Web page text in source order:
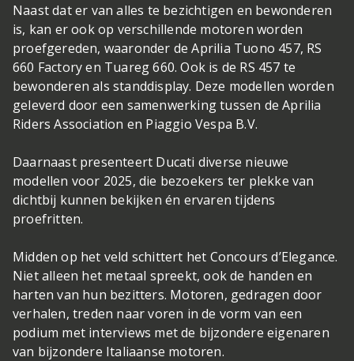
Naast dat er van alles te bezichtigen en bewonderen
is, kan er ook op verschillende motoren worden
proefgereden, waaronder de Aprilia Tuono 457, RS
660 Factory en Tuareg 660. Ook is de RS 457 te
bewonderen als standdisplay. Deze modellen worden
geleverd door een samenwerking tussen de Aprilia
Riders Association en Piaggio Vespa B.V.
Daarnaast presenteert Ducati diverse nieuwe
modellen voor 2025, die bezoekers ter plekke van
dichtbij kunnen bekijken én ervaren tijdens
proefritten.
Midden op het veld schittert het Concours d’Elegance.
Niet alleen het metaal spreekt, ook de handen en
harten van hun bezitters. Motoren, gedragen door
verhalen, treden naar voren in de vorm van een
podium met interviews met de bijzondere eigenaren
van bijzondere Italiaanse motoren.